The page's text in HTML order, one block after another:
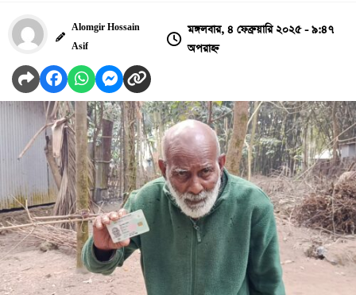
Alomgir Hossain
Asif
মঙ্গলবার, ৪ ফেব্রুয়ারি ২০২৫ - ৯:৪৭
অপরাহ্ন